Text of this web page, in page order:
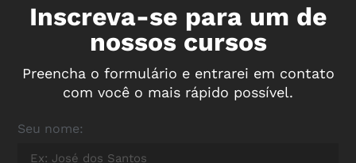
Inscreva-se para um de
nossos cursos
Preencha o formulário e entrarei em contato
com você o mais rápido possível.
Seu nome: